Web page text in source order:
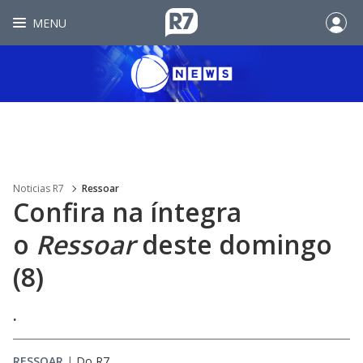
MENU
Noticias R7 Ressoar
Confira na íntegra
o Ressoardeste domingo
(8)
.